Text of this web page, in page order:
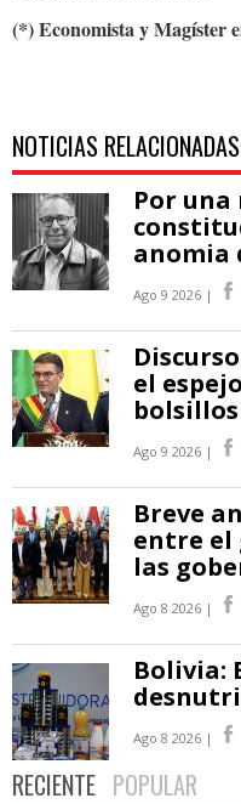
(*) Economista y Magíster
NOTICIAS RELACIONADAS
Por
anomia
Ago 9 2026 |
el
Ago 9 2026 |
Breve
entre el
las
Ago 8 2026 |
Bolivia:
Ago 8 2026 |
RECIENTE POPULAR